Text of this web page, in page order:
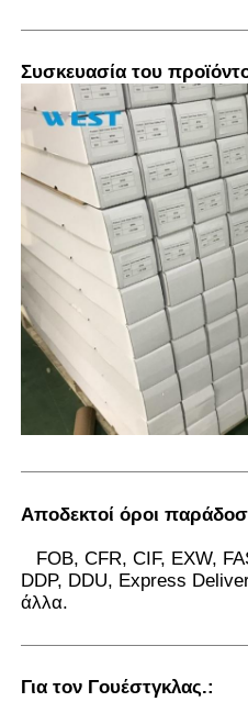
Συσκευασία του
Αποδεκτοί όροι
FOB, CFR, CIF, EXW,
DDP, DDU, Express
άλλα.
Για τον Γουέστγκλας.: